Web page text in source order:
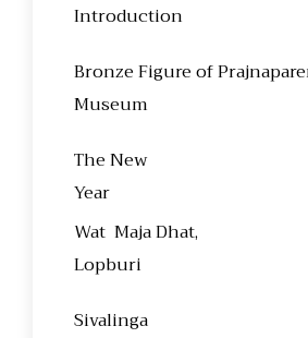
Introduction
Bronze Figure of
Museum
The New
Wat Maja Dhat,